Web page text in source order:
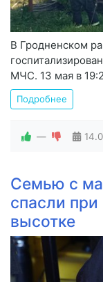
В Гродненском
МЧС. 13 мая в
Подробнее
—
Семью с
спасли
высотке